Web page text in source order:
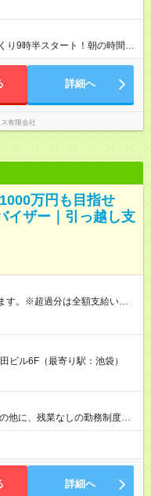
り9時半スタート！朝の時間を
均20時間以下と少なめ！退社
。
詳細へ
有限会社
万円も目指せ
イザー｜引っ越し支
す。※超過分は全額支給いたし
みなし残業時間 25時間／月
インセンティブ＋賞与 └業界
時間分／4万4000円以上）を
します。 ※試用期間（最長1ヶ
。 └常に月収50万円以上を稼
上を実現する社員も多数いま
万円／26
1200万円を超えるメンバー
時と異なる部分があります。
給与：日給 8,000円以上 ※試
度あり） ※最長1～3カ
ル6F（最寄り駅：池袋）
他に、残業なしの勤務制度も
らもお選びいただけます。
間：1ヶ月 ※ 雇用形態と給与
払い制度あり） ※試用期間中
詳細へ